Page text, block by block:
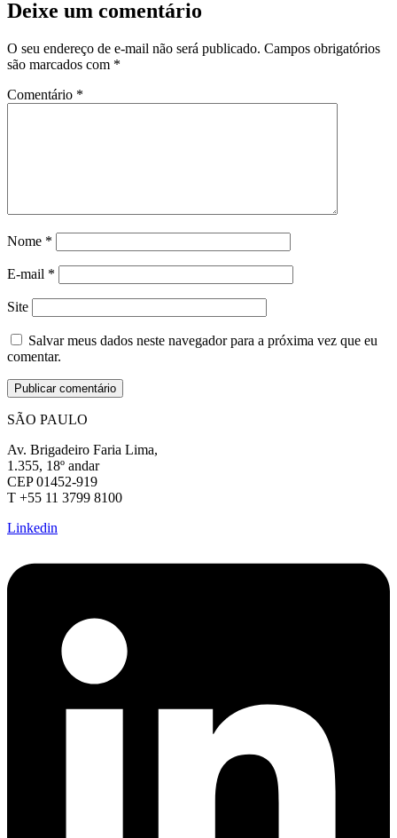
Deixe um comentário
O seu endereço de e-mail não será publicado. Campos obrigatórios
são marcados com *
Comentário *
Nome *
E-mail *
Site
Salvar meus dados neste navegador para a próxima vez que eu
comentar.
SÃO PAULO
Av. Brigadeiro Faria Lima,
1.355, 18º andar
CEP 01452-919
T +55 11 3799 8100
Linkedin